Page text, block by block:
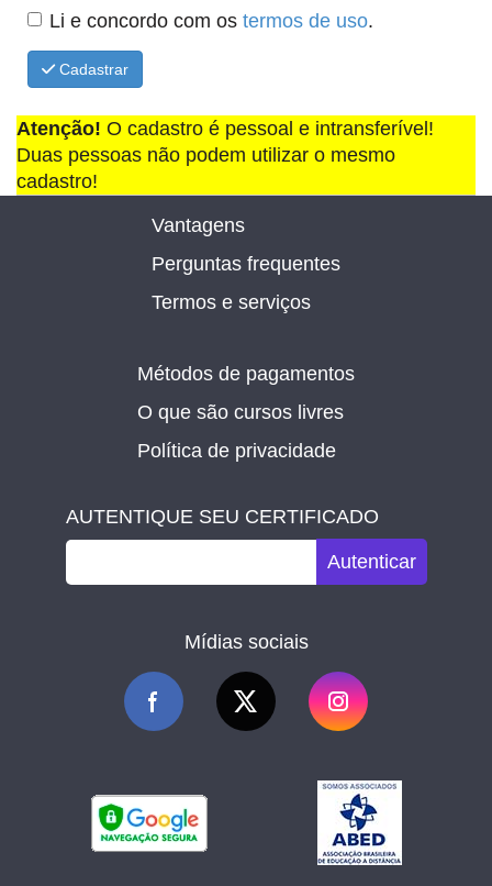
Li e concordo com os termos de uso.
Cadastrar
Atenção! O cadastro é pessoal e intransferível!
Duas pessoas não podem utilizar o mesmo
cadastro!
Vantagens
Perguntas frequentes
Termos e serviços
Métodos de pagamentos
O que são cursos livres
Política de privacidade
AUTENTIQUE SEU CERTIFICADO
Autenticar
Mídias sociais